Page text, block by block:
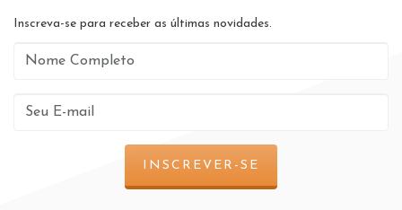
Inscreva-se para receber as últimas novidades.